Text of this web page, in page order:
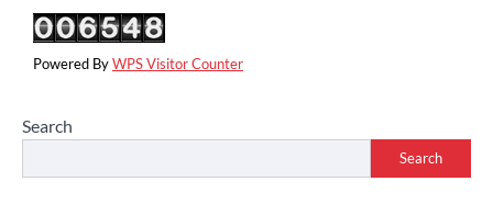
Powered ByWPS Visitor Counter
Search
Search